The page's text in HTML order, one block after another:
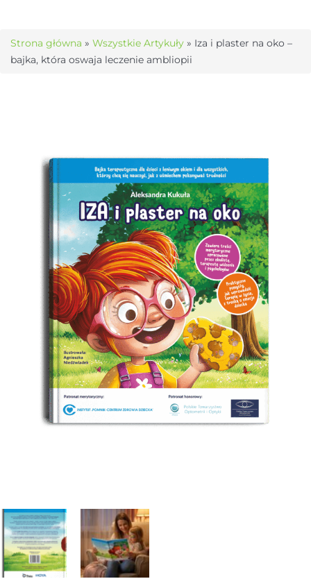
Strona główna » Wszystkie Artykuły » Iza i plaster na oko –
bajka, która oswaja leczenie ambliopii